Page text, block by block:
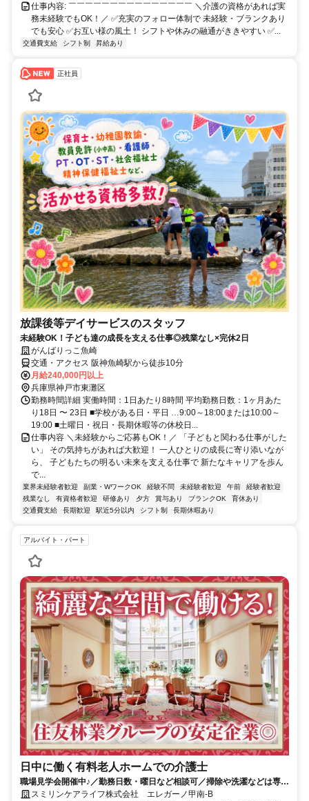
仕事内容: ￣￣￣￣￣￣￣￣￣￣￣￣￣￣￣ ＼介護の資格があれば実
務未経験でもOK！／ ✅充実のフォロー体制で 未経験・ブランクあり
でも安心 ✅お互い様の風土！ シフトや休みの融通がききやすい ✅...
交通費支給 シフト制 昇給あり
正社員
放課後等デイサービスのスタッフ
未経験OK！子ども達の成長を支える仕事◎残業なし×完休2日
がんばりっこ魚崎
交通・アクセス 阪神魚崎駅から徒歩10分
月給240,000円以上
兵庫県神戸市東灘区
勤務時間詳細 実働時間：1日あたり8時間 平均勤務日数：1ヶ月あた
り18日 〜 23日 ■学校がある日・平日 …9:00～18:00または10:00～
19:00 ■土曜日・祝日・長期休暇等の休校日...
仕事内容 ＼未経験からご応募もOK！／ 「子どもと関わる仕事がした
い」 その気持ちがあれば大歓迎！ 一人ひとりの成長に寄り添いなが
ら、 子どもたちの明るい未来を支える仕事で 新たなキャリアを歩ん
で...
業界未経験者歓迎 副業・WワークOK 経験不問 未経験者歓迎 午前
経験者歓迎
残業なし
有資格者歓迎 研修あり 夕方 賞与あり ブランクOK
育休あり
交通費支給
長期歓迎 駅近5分以内 シフト制 長期休暇あり
アルバイト・パート
日中に働く有料老人ホームでの介護士
職場見学会開催中♪／勤務日数・曜日など相談可／掃除や洗濯などは専門
スタッフが対応するので介護業務に専念◎
スミリンケアライフ株式会社 エレガーノ甲南-B